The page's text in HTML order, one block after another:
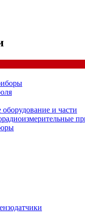
и части